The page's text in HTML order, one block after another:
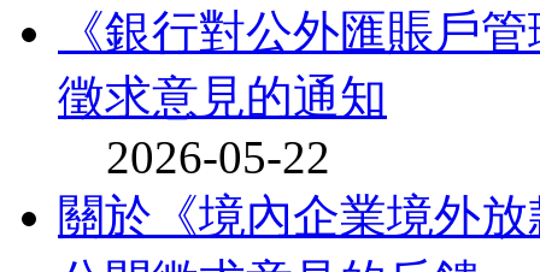
《銀行對公外匯賬戶
徵求意見的通知
2026-05-22
關於《境內企業境外